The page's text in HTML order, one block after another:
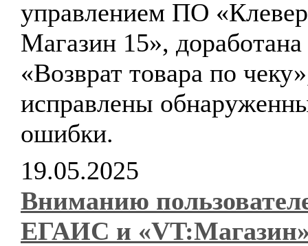
управлением ПО
Магазин 15»,
«Возврат товара по
исправлены
ошибки.
19.05.2025
Вниманию
ЕГАИС и